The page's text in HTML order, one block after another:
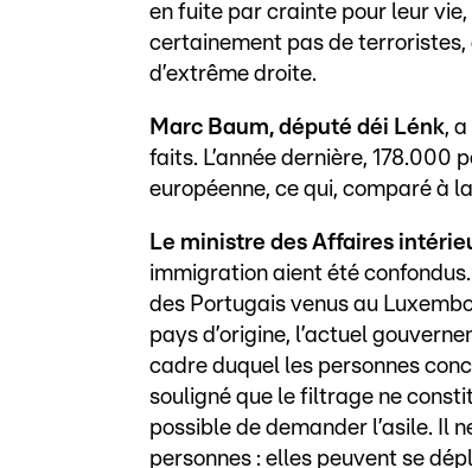
en fuite par crainte pour leur vie,
certainement pas de
d’extrême droite.
Marc Baum, député déi Lénk,
faits. L’année dernière, 178.000
européenne, ce qui, comparé à
Le ministre des Affaires
immigration aient été
des Portugais venus au
pays d’origine, l’actuel
cadre duquel les personnes
souligné que le filtrage ne
possible de demander l’asile. Il
personnes : elles peuvent se